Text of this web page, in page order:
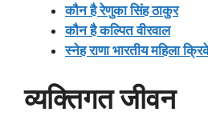
कौन है रेणुका सिंह ठाकुर
कौन है कल्पित वीरवाल
स्नेह राणा भारतीय महिला
व्यक्तिगत जीवन